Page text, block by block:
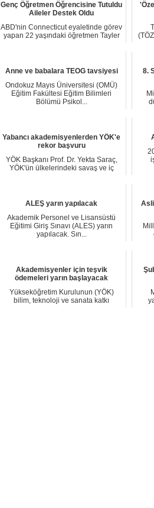
Genç Öğretmen Öğrencisine Tutuldu
Aileler Destek Oldu
ABD'nin Connecticut eyaletinde görev
yapan 22 yaşındaki öğretmen Tayler
Anne ve babalara TEOG tavsiyesi
Ondokuz Mayıs Üniversitesi (OMÜ)
Eğitim Fakültesi Eğitim Bilimleri
Bölümü Psikol...
8.
Yabancı akademisyenlerden YÖK'e
rekor başvuru
YÖK Başkanı Prof. Dr. Yekta Saraç,
YÖK'ün ülkelerindeki savaş ve iç
ALEŞ yarın yapılacak
Akademik Personel ve Lisansüstü
Eğitimi Giriş Sınavı (ALES) yarın
yapılacak. Sın...
Akademisyenler için teşvik
ödemeleri yarın başlayacak
Yükseköğretim Kurulunun (YÖK)
bilim, teknoloji ve sanata katkı